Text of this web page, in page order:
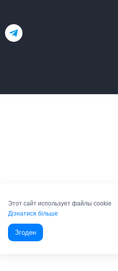
Этот сайт использует файлы cookie
Дізнатися більше
Згоден